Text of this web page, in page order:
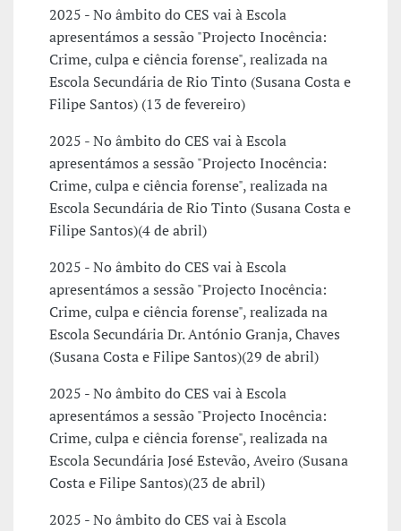
2025 - No âmbito do CES vai à Escola
apresentámos a sessão "Projecto Inocência:
Crime, culpa e ciência forense", realizada na
Escola Secundária de Rio Tinto (Susana Costa e
Filipe Santos) (13 de fevereiro)
2025 - No âmbito do CES vai à Escola
apresentámos a sessão "Projecto Inocência:
Crime, culpa e ciência forense", realizada na
Escola Secundária de Rio Tinto (Susana Costa e
Filipe Santos)(4 de abril)
2025 - No âmbito do CES vai à Escola
apresentámos a sessão "Projecto Inocência:
Crime, culpa e ciência forense", realizada na
Escola Secundária Dr. António Granja, Chaves
(Susana Costa e Filipe Santos)(29 de abril)
2025 - No âmbito do CES vai à Escola
apresentámos a sessão "Projecto Inocência:
Crime, culpa e ciência forense", realizada na
Escola Secundária José Estevão, Aveiro (Susana
Costa e Filipe Santos)(23 de abril)
2025 - No âmbito do CES vai à Escola